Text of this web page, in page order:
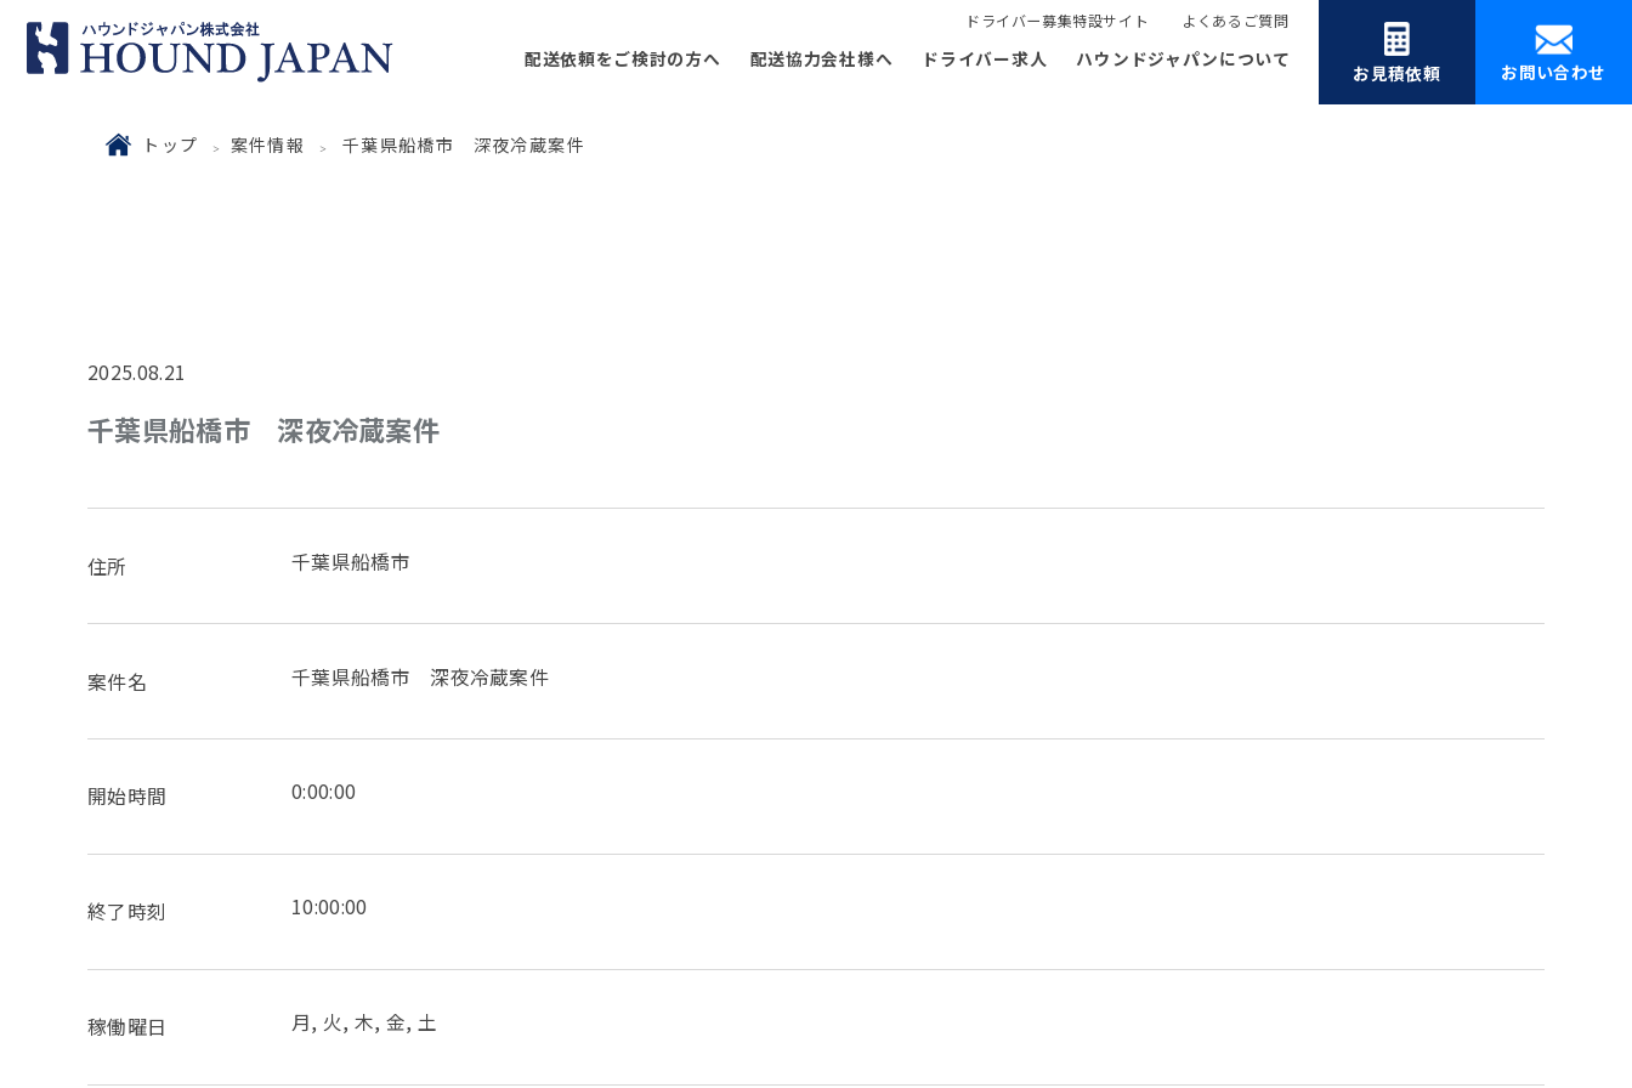
ドライバー募集特設サイト よくあるご質問
配送依頼をご検討の方へ 配送協力会社様へ ドライバー求人 ハウンドジャパンについて
お見積依頼 お問い合わせ
トップ 案件情報 千葉県船橋市 深夜冷蔵案件
2025.08.21
千葉県船橋市 深夜冷蔵案件
住所 千葉県船橋市
案件名 千葉県船橋市 深夜冷蔵案件
開始時間 0:00:00
終了時刻 10:00:00
稼働曜日 月, 火, 木, 金, 土